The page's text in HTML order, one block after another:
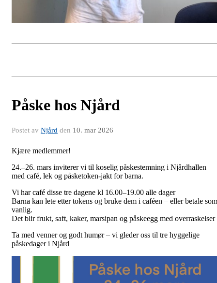
Påske hos Njård
Postet av Njård den 10. mar 2026
Kjære medlemmer!
24.–26. mars inviterer vi til koselig påskestemning i Njårdhallen
med café, lek og påsketoken-jakt for barna.
Vi har café disse tre dagene kl 16.00–19.00 alle dager
Barna kan lete etter tokens og bruke dem i caféen – eller betale som
vanlig.
Det blir frukt, saft, kaker, marsipan og påskeegg med overraskelser
Ta med venner og godt humør – vi gleder oss til tre hyggelige
påskedager i Njård